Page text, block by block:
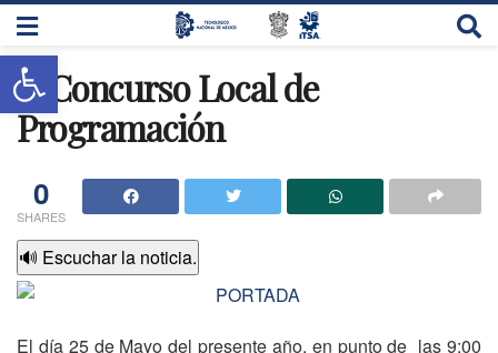
7° Concurso Local de
Programación
0
SHARES
🔊 Escuchar la noticia.
El día 25 de Mayo del presente año, en punto de las 9:00
Abrir barra de herramientas